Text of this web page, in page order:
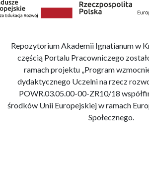
Repozytorium Akademii Ignatianum w
częścią Portalu Pracowniczego
ramach projektu „Program
dydaktycznego Uczelni na rzecz
POWR.03.05.00-00-ZR10/18
środków Unii Europejskiej w ramach
Społecznego.